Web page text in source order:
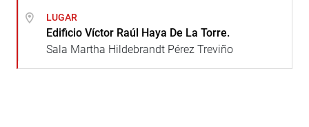
LUGAR
Edificio Víctor Raúl Haya De La Torre.
Sala Martha Hildebrandt Pérez Treviño